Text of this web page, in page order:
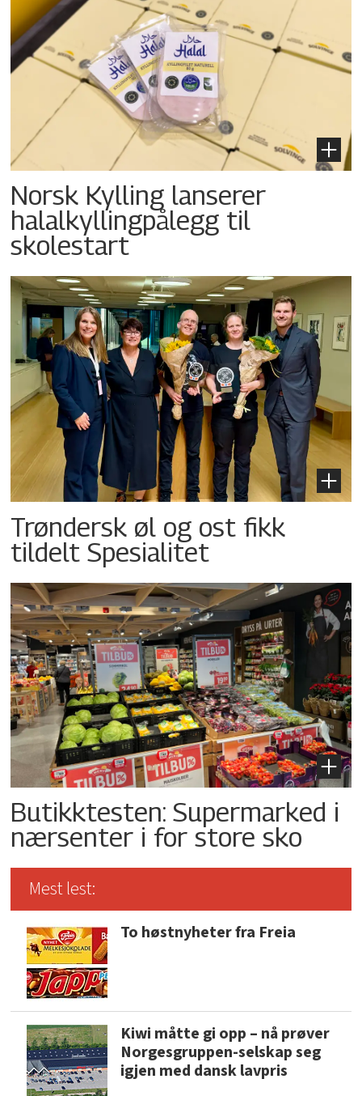
Norsk Kylling lanserer
halalkyllingpålegg til
skolestart
Trøndersk øl og ost fikk
tildelt Spesialitet
Butikktesten: Supermarked i
nærsenter i for store sko
Mest lest:
To høstnyheter fra Freia
Kiwi måtte gi opp – nå prøver
Norgesgruppen-selskap seg
igjen med dansk lavpris